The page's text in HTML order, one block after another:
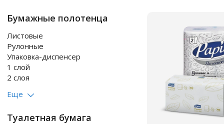
Бумажные полотенца
Листовые
Рулонные
Упаковка-диспенсер
1 слой
2 слоя
Еще
Туалетная бумага